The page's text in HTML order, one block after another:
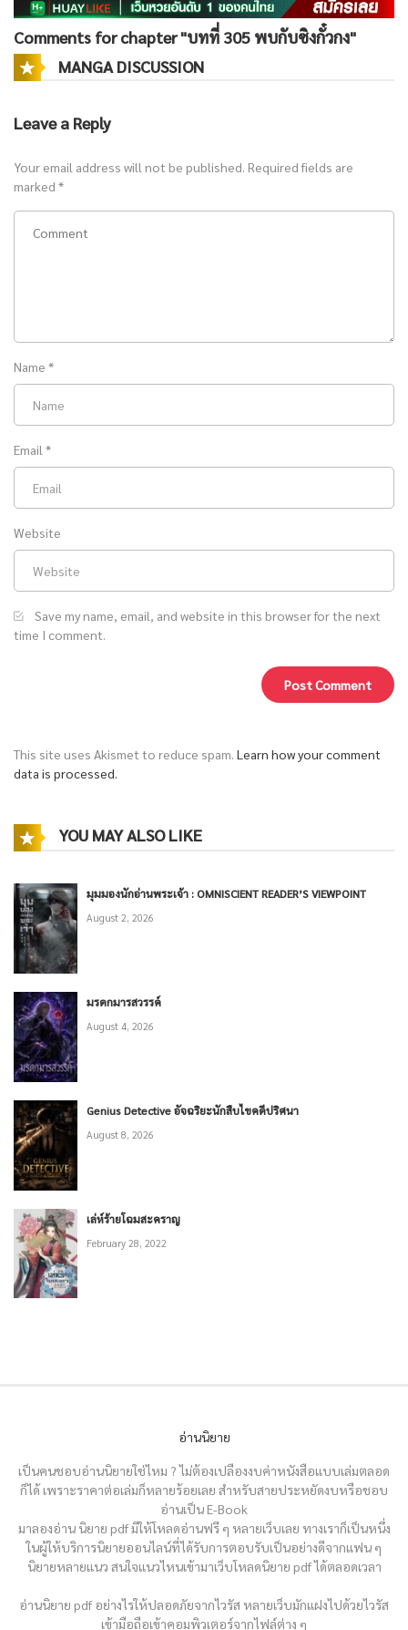
Comments for chapter "บทที่ 305 พบกับซิงกั๋วกง"
MANGA DISCUSSION
Leave a Reply
Your email address will not be published. Required fields are
marked *
Name *
Email *
Website
Save my name, email, and website in this browser for the next
time I comment.
This site uses Akismet to reduce spam. Learn how your comment
data is processed.
YOU MAY ALSO LIKE
มุมมองนักอ่านพระเจ้า : OMNISCIENT READER’S VIEWPOINT
August 2, 2026
มรดกมารสวรรค์
August 4, 2026
Genius Detective อัจฉริยะนักสืบไขคดีปริศนา
August 8, 2026
เล่ห์ร้ายโฉมสะคราญ
February 28, 2022
อ่านนิยาย
เป็นคนชอบอ่านนิยายใช่ไหม ? ไม่ต้องเปลืองงบค่าหนังสือแบบเล่มตลอด
ก็ได้ เพราะราคาต่อเล่มก็หลายร้อยเลย สำหรับสายประหยัดงบหรือชอบ
อ่านเป็น E-Book
มาลองอ่าน นิยาย pdf มีให้โหลดอ่านฟรี ๆ หลายเว็บเลย ทางเราก็เป็นหนึ่ง
ในผู้ให้บริการนิยายออนไลน์ที่ได้รับการตอบรับเป็นอย่างดีจากแฟน ๆ
นิยายหลายแนว สนใจแนวไหนเข้ามาเว็บโหลดนิยาย pdf ได้ตลอดเวลา
อ่านนิยาย pdf อย่างไรให้ปลอดภัยจากไวรัส หลายเว็บมักแฝงไปด้วยไวรัส
เข้ามือถือเข้าคอมพิวเตอร์จากไฟล์ต่าง ๆ